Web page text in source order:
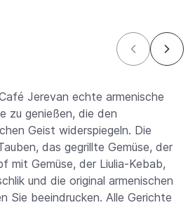
Jerevan echte armenische
zu genießen, die den
Geist widerspiegeln. Die
das gegrillte Gemüse, der
mit Gemüse, der Liulia-Kebab,
und die original armenischen
Sie beeindrucken. Alle Gerichte